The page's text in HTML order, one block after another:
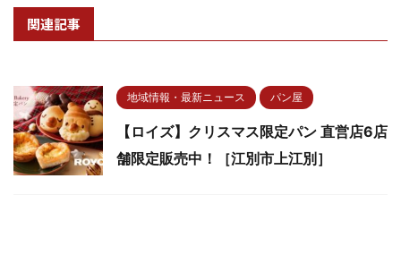
関連記事
地域情報・最新ニュース パン屋
【ロイズ】クリスマス限定パン 直営店6店
舗限定販売中！［江別市上江別］